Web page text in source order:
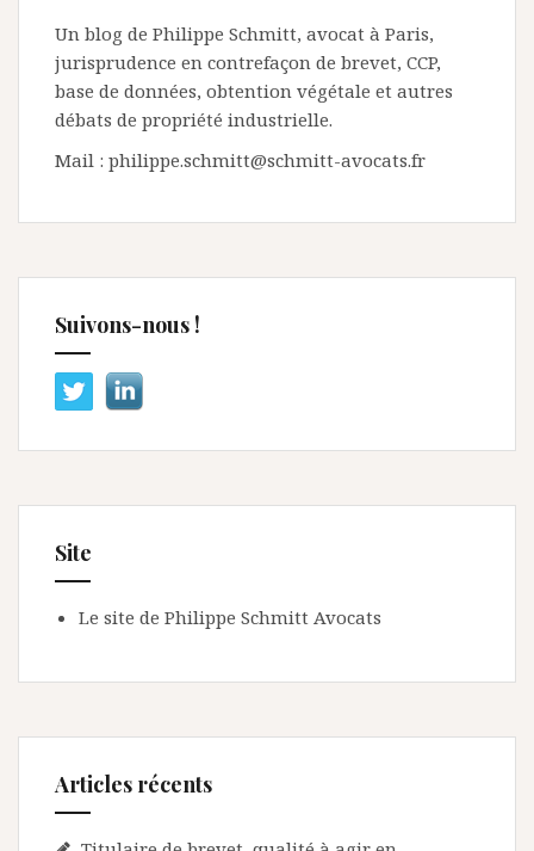
Un blog de Philippe Schmitt, avocat à Paris,
jurisprudence en contrefaçon de brevet, CCP,
base de données, obtention végétale et autres
débats de propriété industrielle.
Mail : philippe.schmitt@schmitt-avocats.fr
Suivons-nous !
Site
Le site de Philippe Schmitt Avocats
Articles récents